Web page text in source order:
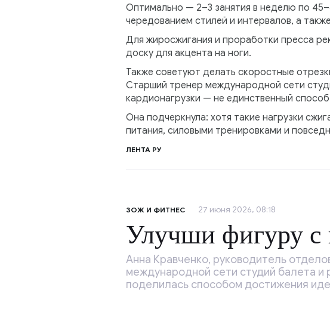
Оптимально — 2–3 занятия в неделю по
чередованием стилей и интервалов, а
Для жиросжигания и проработки пресса
доску для акцента на ноги.
Также советуют делать скоростные
Старший тренер международной сети
кардионагрузки — не единственный
Она подчеркнула: хотя такие нагрузки
питания, силовыми тренировками и
ЛЕНТА РУ
ЗОЖ И ФИТНЕС 27 июня 2026, 08:18
Улучши фигуру
Анна Кравченко, руководитель
международной сети студий балета и
поделилась способом достижения